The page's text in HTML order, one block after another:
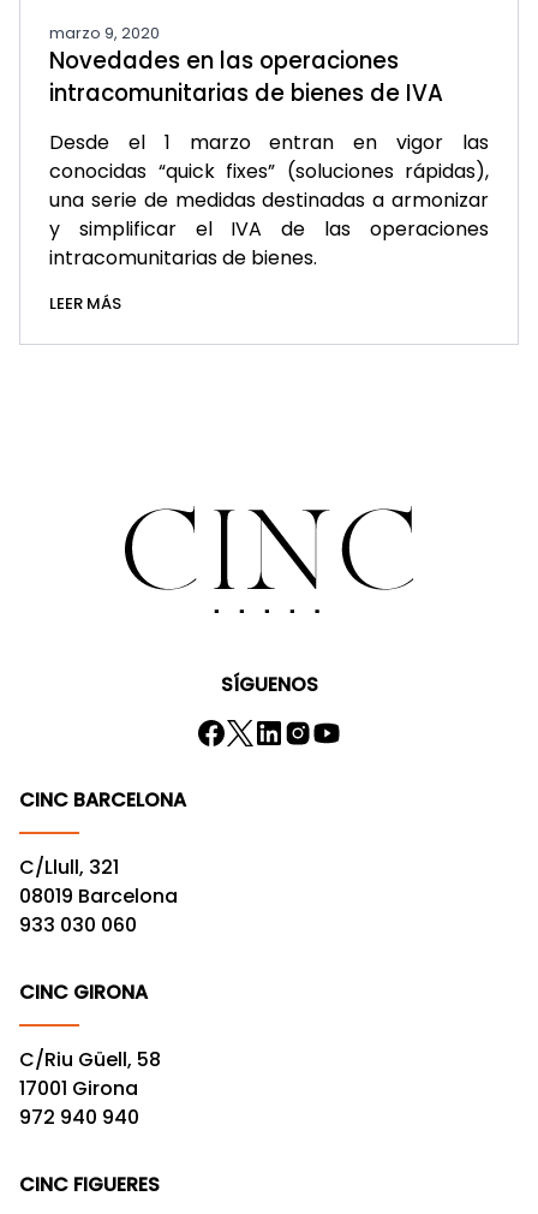
marzo 9, 2020
Novedades en las operaciones
intracomunitarias de bienes de IVA
Desde el 1 marzo entran en vigor las
conocidas “quick fixes” (soluciones rápidas),
una serie de medidas destinadas a armonizar
y simplificar el IVA de las operaciones
intracomunitarias de bienes.
LEER MÁS
SÍGUENOS
CINC BARCELONA
C/Llull, 321
08019 Barcelona
933 030 060
CINC GIRONA
C/Riu Güell, 58
17001 Girona
972 940 940
CINC FIGUERES